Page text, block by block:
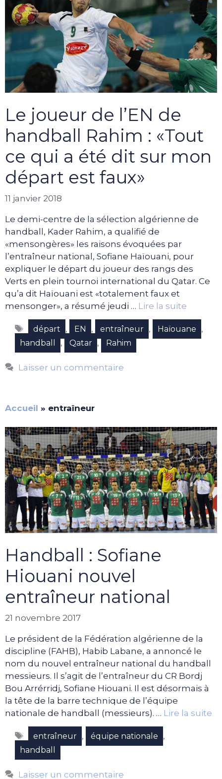
Le joueur de l’EN de
handball Rahim : «Tout
ce qui a été dit sur mon
départ est faux»
11 janvier 2018
Le demi-centre de la sélection algérienne de
handball, Kader Rahim, a qualifié de
«mensongères» les raisons évoquées par
l’entraîneur national, Sofiane Haïouani, pour
expliquer le départ du joueur des rangs des
Verts en plein tournoi international du Qatar. Ce
qu’a dit Haïouani est «totalement faux et
mensonger», a résumé jeudi … Lire la suite
Étiquettes
départ , EN , entraîneur , Haïouane ,
handball , Qatar , Rahim
Laisser un commentaire
Accueil » entraîneur
Handball : Sofiane
Hiouani nouvel
entraîneur national
21 novembre 2017
Le président de la Fédération algérienne de la
discipline (FAHB), Habib Labane, a annoncé le
nom du nouvel entraîneur national du handball
messieurs. Il s’agit de l’entraîneur du CR Bordj
Bou Arrérridj, Sofiane Hiouani. Il est désormais à
la tête de la barre technique de l’équipe
nationale de handball (messieurs). … Lire la suite
Étiquettes
entraîneur , équipe nationale ,
handball
Laisser un commentaire